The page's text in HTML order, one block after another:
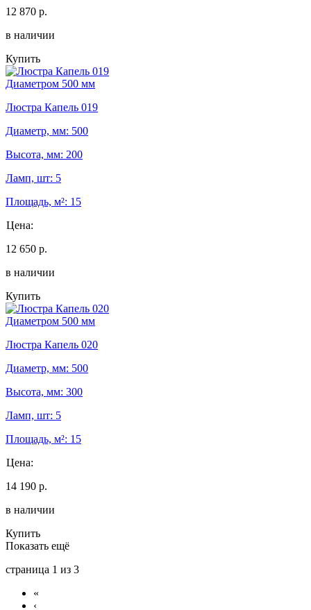
12 870 р.
в наличии
Купить
Диаметром 500 мм
Люстра Капель 019
Диаметр, мм: 500
Высота, мм: 200
Ламп, шт: 5
Площадь, м²: 15
Цена:
12 650 р.
в наличии
Купить
Диаметром 500 мм
Люстра Капель 020
Диаметр, мм: 500
Высота, мм: 300
Ламп, шт: 5
Площадь, м²: 15
Цена:
14 190 р.
в наличии
Купить
Показать ещё
страница 1 из 3
«
‹